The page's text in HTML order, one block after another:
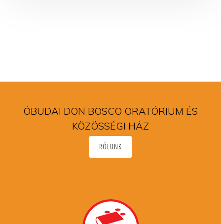
ÓBUDAI DON BOSCO ORATÓRIUM ÉS
KÖZÖSSÉGI HÁZ
RÓLUNK